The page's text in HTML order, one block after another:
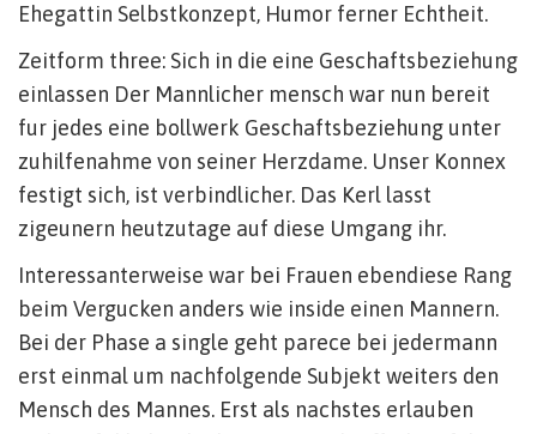
Ehegattin Selbstkonzept, Humor ferner Echtheit.
Zeitform three: Sich in die eine Geschaftsbeziehung
einlassen Der Mannlicher mensch war nun bereit
fur jedes eine bollwerk Geschaftsbeziehung unter
zuhilfenahme von seiner Herzdame. Unser Konnex
festigt sich, ist verbindlicher. Das Kerl lasst
zigeunern heutzutage auf diese Umgang ihr.
Interessanterweise war bei Frauen ebendiese Rang
beim Vergucken anders wie inside einen Mannern.
Bei der Phase a single geht parece bei jedermann
erst einmal um nachfolgende Subjekt weiters den
Mensch des Mannes. Erst als nachstes erlauben